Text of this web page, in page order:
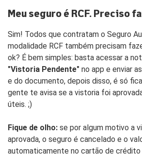
Meu seguro é RCF. Preciso
Sim! Todos que contratam o Seguro
modalidade RCF também precisam
ok? É bem simples: basta acessar a
"Vistoria Pendente" no app e enviar
e do documento, depois disso, é só
gente te avisa se a vistoria foi
úteis. ;)
Fique de olho: se por algum motivo a
aprovada, o seguro é cancelado e o
automaticamente no cartão de